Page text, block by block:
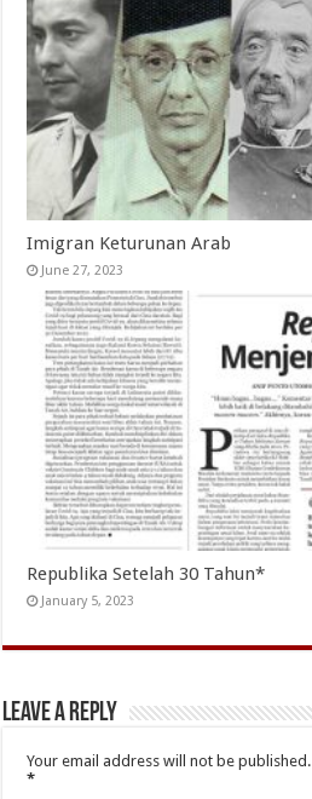
Imigran Keturunan Arab
June 27, 2023
Republika Setelah 30 Tahun*
January 5, 2023
Leave a Reply
Your email address will not be published.
*